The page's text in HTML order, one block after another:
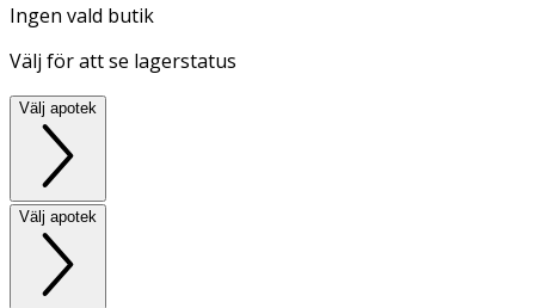
Ingen vald butik
Välj för att se lagerstatus
Välj apotek
Välj apotek